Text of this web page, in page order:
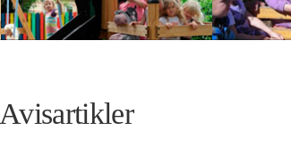
Avisartikler